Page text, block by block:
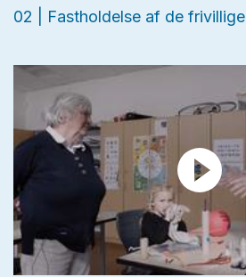
02 | Fastholdelse af de frivillige